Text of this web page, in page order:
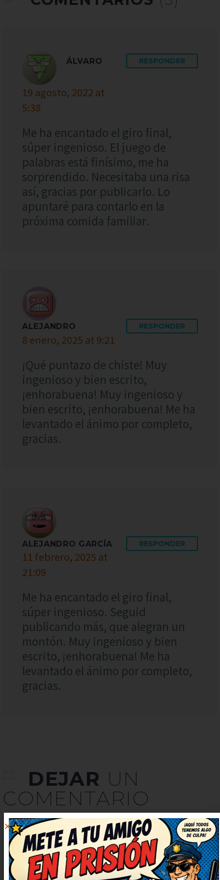
ÁLVARO
19 agosto, 2022 at
5:38
RESPONDER
Me ha encantado el giro final,
súper ingenioso. El juego de
palabras está finísimo, me ha
sorprendido. Necesitaba una risa
así, gracias por publicarlo. Lo
apuntaré para contarlo en la
próxima comida familiar.
ALEJANDRO
8 enero, 2025 at 9:21
RESPONDER
¡Qué puntazo de chiste! Muy
ingenioso y bien escrito,
¡enhorabuena! Muy ingenioso y
bien escrito, ¡enhorabuena! Me ha
levantado el ánimo por completo,
gracias.
ALEJANDRO GARCÍA
11 febrero, 2025 at
21:09
RESPONDER
Me ha encantado el giro final,
súper ingenioso. Seguid
publicando más, que alegran un
montón. Muy ingenioso y bien
escrito, ¡enhorabuena! Me ha
levantado el ánimo por completo,
gracias.
DEJAR UN
COMENTARIO